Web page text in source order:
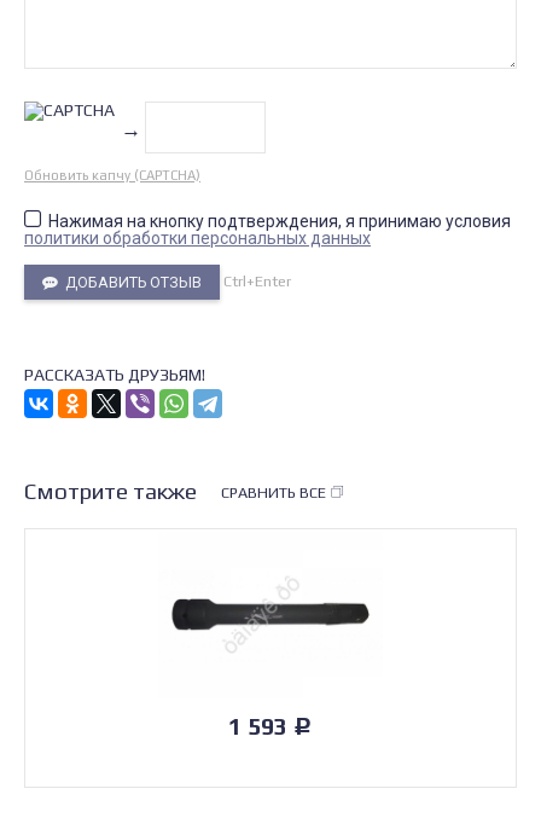
→
Обновить капчу (CAPTCHA)
Нажимая на кнопку подтверждения, я принимаю условия
политики обработки персональных данных
ДОБАВИТЬ ОТЗЫВ Ctrl+Enter
РАССКАЗАТЬ ДРУЗЬЯМ!
Смотрите также СРАВНИТЬ ВСЕ
1 593 Р